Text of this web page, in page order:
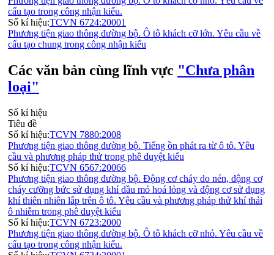
cấu tạo trong công nhận kiểu.
Số kí hiệu:TCVN 6724:20001
Phương tiện giao thông đường bộ. Ô tô khách cỡ lớn. Yêu cầu về
cấu tạo chung trong công nhận kiểu
Các văn bản cùng lĩnh vực "Chưa phân
loại"
Số kí hiệu
Tiêu đề
Số kí hiệu:TCVN 7880:2008
Phương tiện giao thông đường bộ. Tiếng ồn phát ra từ ô tô. Yêu
cầu và phương pháp thử trong phê duyệt kiểu
Số kí hiệu:TCVN 6567:20066
Phương tiện giao thông đường bộ. Động cơ cháy do nén, động cơ
cháy cưỡng bức sử dụng khí dầu mỏ hoá lỏng và động cơ sử dụng
khí thiên nhiên lắp trên ô tô. Yêu cầu và phương pháp thử khí thải
ô nhiễm trong phê duyệt kiểu
Số kí hiệu:TCVN 6723:2000
Phương tiện giao thông đường bộ. Ô tô khách cỡ nhỏ. Yêu cầu về
cấu tạo trong công nhận kiểu.